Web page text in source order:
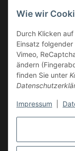
Wie wir
Durch Klicken
Einsatz folgender
Vimeo,
ändern
finden Sie unter
Impressum
Tel.: +49 (0)33731-